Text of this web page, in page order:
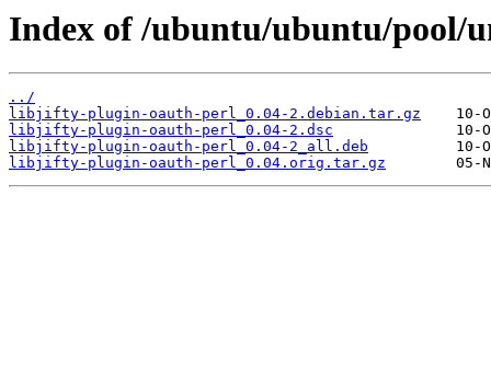
Index of /ubuntu/ubuntu/
../
libjifty-plugin-oauth-perl_0.04-2.debian.tar.gz
libjifty-plugin-oauth-perl_0.04-2.dsc
libjifty-plugin-oauth-perl_0.04-2_all.deb
libjifty-plugin-oauth-perl_0.04.orig.tar.gz